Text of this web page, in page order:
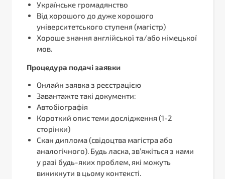
Українське громадянство
Від хорошого до дуже хорошого
університетського ступеня (магістр)
Хороше знання англійської та/або німецької
мов.
Процедура подачі заявки
Онлайн заявка з реєстрацією
Завантажте такі документи:
Автобіографія
Короткий опис теми дослідження (1-2
сторінки)
Скан диплома (свідоцтва магістра або
аналогічного). Будь ласка, зв’яжіться з нами
у разі будь-яких проблем, які можуть
виникнути в цьому контексті.